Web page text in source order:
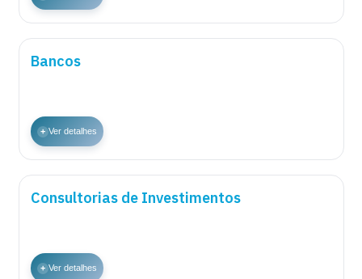
Bancos
+ Ver detalhes
Consultorias de Investimentos
+ Ver detalhes